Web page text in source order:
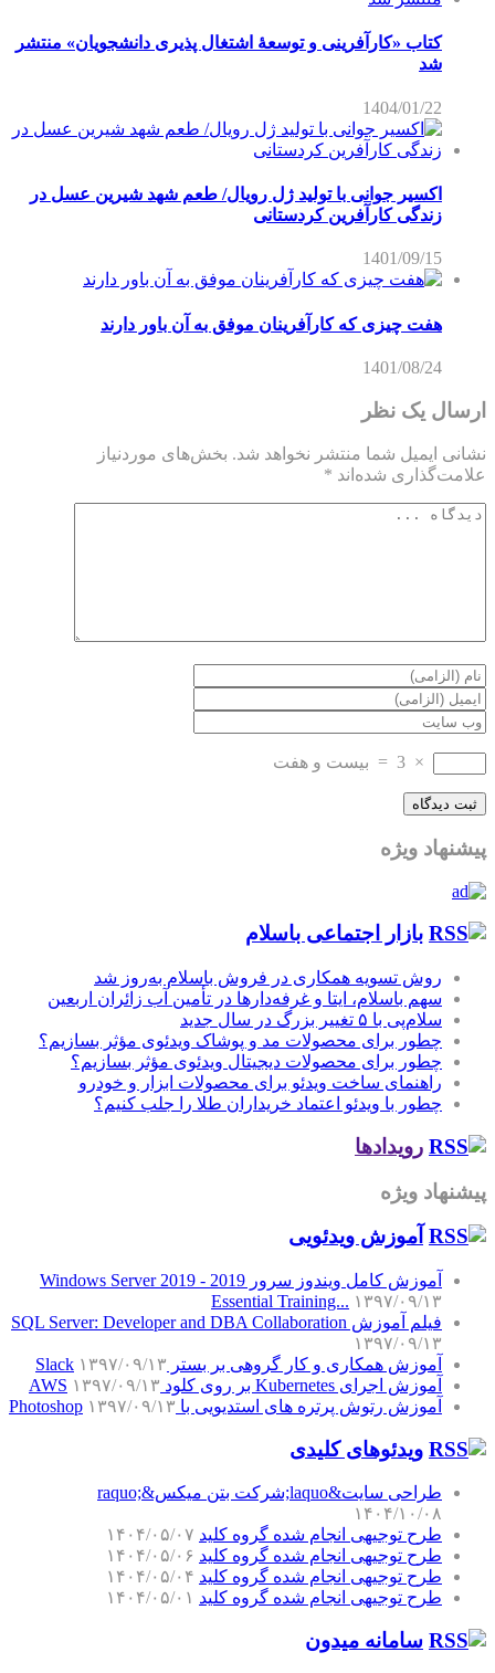
کتاب «کارآفرینی و توسعۀ اشتغال پذیری دانشجویان» منتشر
شد
1404/01/22
اکسیر جوانی با تولید ژل رویال/ طعم شهد شیرین عسل‌ در
زندگی کارآفرین کردستانی
1401/09/15
هفت چیزی که کارآفرینان موفق به آن باور دارند
1401/08/24
ارسال یک نظر
نشانی ایمیل شما منتشر نخواهد شد. بخش‌های موردنیاز
علامت‌گذاری شده‌اند *
×
3
= بیست و هفت
پیشنهاد ویژه
بازار اجتماعی باسلام
روش تسویه همکاری در فروش باسلام به‌روز شد
سهم باسلام، ایتا و غرفه‌دارها در تأمین آب زائران اربعین
سلام‌پی با ۵ تغییر بزرگ در سال جدید
چطور برای محصولات مد و پوشاک ویدئوی مؤثر بسازیم؟
چطور برای محصولات دیجیتال ویدئوی مؤثر بسازیم؟
راهنمای ساخت ویدئو برای محصولات ابزار و خودرو
چطور با ویدئو اعتماد خریداران طلا را جلب کنیم؟
رویدادها
پیشنهاد ویژه
آموزش‌ ویدئویی
آموزش کامل ویندوز سرور 2019 - Windows Server 2019
Essential Training... ۱۳۹۷/۰۹/۱۳
فیلم آموزش SQL Server: Developer and DBA Collaboration
۱۳۹۷/۰۹/۱۳
آموزش همکاری و کار گروهی بر بستر Slack ۱۳۹۷/۰۹/۱۳
آموزش اجرای Kubernetes بر روی کلود AWS
۱۳۹۷/۰۹/۱۳
آموزش رتوش پرتره های استدیویی با Photoshop ۱۳۹۷/۰۹/۱۳
ویدئوهای کلیدی
طراحی سایت&laquo;شرکت بتن میکس&raquo;
۱۴۰۴/۱۰/۰۸
طرح توجیهی انجام شده گروه کلید ۱۴۰۴/۰۵/۰۷
طرح توجیهی انجام شده گروه کلید ۱۴۰۴/۰۵/۰۶
طرح توجیهی انجام شده گروه کلید ۱۴۰۴/۰۵/۰۴
طرح توجیهی انجام شده گروه کلید ۱۴۰۴/۰۵/۰۱
سامانه میدون